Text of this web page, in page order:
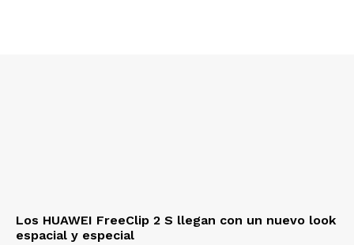
Los HUAWEI FreeClip 2 S llegan con un nuevo look
espacial y especial